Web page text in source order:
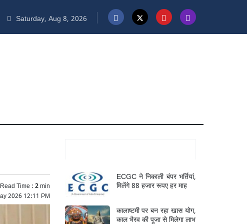
Saturday, Aug 8, 2026
Read Time :2min
2026 12:11 PM
ECGC ने निकाली बंपर भर्तियां,
मिलेंगे 88 हजार रूपए हर माह
कालाष्टमी पर बन रहा खास योग,
काल भैरव की पूजा से मिलेगा लाभ